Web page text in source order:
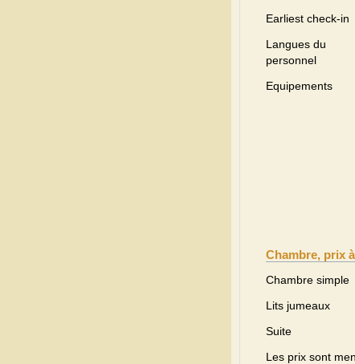
Earliest check-in
Langues du
personnel
Equipements
Chambre, prix
Chambre simple
Lits jumeaux
Suite
Les prix sont